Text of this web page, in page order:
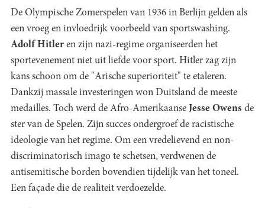
De Olympische Zomerspelen van 1936 in Berlijn gelden als
een vroeg en invloedrijk voorbeeld van sportswashing.
Adolf Hitler en zijn nazi-regime organiseerden het
sportevenement niet uit liefde voor sport. Hitler zag zijn
kans schoon om de "Arische superioriteit" te etaleren.
Dankzij massale investeringen won Duitsland de meeste
medailles. Toch werd de Afro-Amerikaanse Jesse Owens de
ster van de Spelen. Zijn succes ondergroef de racistische
ideologie van het regime. Om een vredelievend en non-
discriminatorisch imago te schetsen, verdwenen de
antisemitische borden bovendien tijdelijk van het toneel.
Een façade die de realiteit verdoezelde.